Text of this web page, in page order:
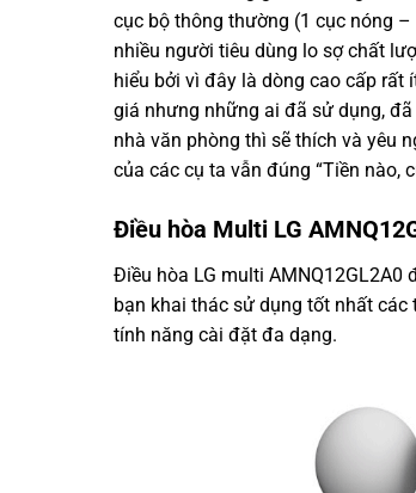
cục bộ thông thường (1 cục nóng
nhiều người tiêu dùng lo sợ chất
hiểu bởi vì đây là dòng cao cấp
giá nhưng những ai đã sử dụng,
nhà văn phòng thì sẽ thích và yêu
của các cụ ta vẫn đúng “Tiền nào,
Điều hòa Multi LG
Điều hòa LG multi AMNQ12GL2A0
bạn khai thác sử dụng tốt nhất
tính năng cài đặt đa dạng.